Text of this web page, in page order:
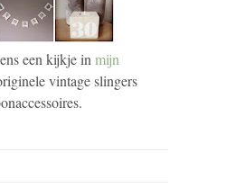
een kijkje in mijn
vintage slingers